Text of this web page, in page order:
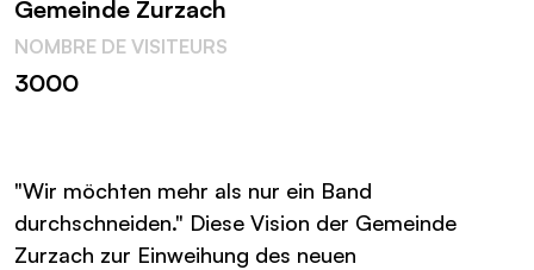
Gemeinde Zurzach
NOMBRE DE VISITEURS
3000
"Wir möchten mehr als nur ein Band
durchschneiden." Diese Vision der Gemeinde
Zurzach zur Einweihung des neuen